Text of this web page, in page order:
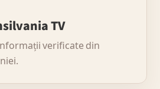
TV
verificate din